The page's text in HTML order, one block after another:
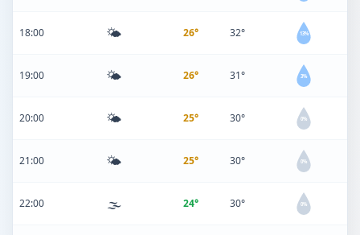
18:00 🌤️ 26° 32° 13%
19:00 🌤️ 26° 31° 3%
20:00 🌤️ 25° 30° 0%
21:00 🌤️ 25° 30° 0%
22:00 🌫️ 24° 30° 0%